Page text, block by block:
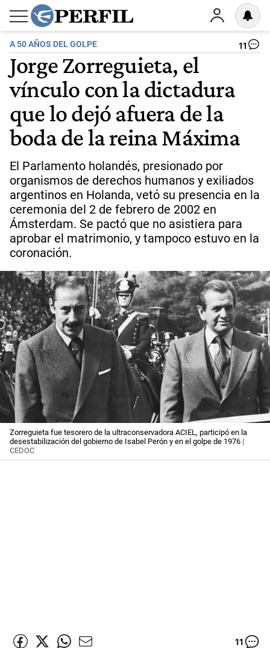
A 50 AÑOS DEL GOLPE 11
Jorge Zorreguieta, el
vínculo con la dictadura
que lo dejó afuera de la
boda de la reina Máxima
El Parlamento holandés, presionado por
organismos de derechos humanos y exiliados
argentinos en Holanda, vetó su presencia en la
ceremonia del 2 de febrero de 2002 en
Ámsterdam. Se pactó que no asistiera para
aprobar el matrimonio, y tampoco estuvo en la
coronación.
Zorreguieta fue tesorero de la ultraconservadora ACIEL, participó en la
desestabilización del gobierno de Isabel Perón y en el golpe de 1976 |
CEDOC
11